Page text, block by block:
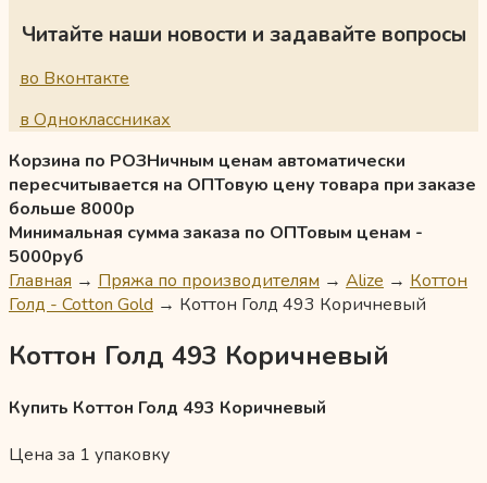
Читайте наши новости и задавайте вопросы
во Вконтакте
в Одноклассниках
Корзина по РОЗНичным ценам автоматически
пересчитывается на ОПТовую цену товара при заказе
больше 8000р
Минимальная сумма заказа по ОПТовым ценам -
5000руб
Главная → Пряжа по производителям → Alize → Коттон
Голд - Cotton Gold → Коттон Голд 493 Коричневый
Коттон Голд 493 Коричневый
Купить Коттон Голд 493 Коричневый
Цена за 1 упаковку